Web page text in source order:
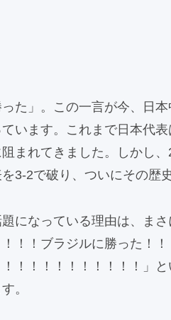
った」。この一言が今、日
います。これまで日本代
まれてきました。しかし
3-2で破り、ついにその歴
になっている理由は、ま
！！！ブラジルに勝った！
！！！！！！！！！！！」
。